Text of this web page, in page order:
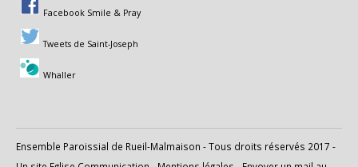
Facebook Smile & Pray
Tweets de Saint-Joseph
Whaller
Ensemble Paroissial de Rueil-Malmaison - Tous droits réservés 2017 -